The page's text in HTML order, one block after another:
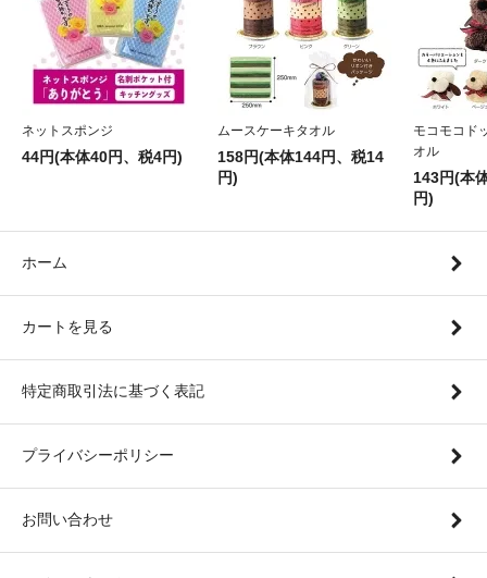
ネットスポンジ
44円(本体40円、税4円)
ムースケーキタオル
158円(本体144円、税14
円)
モコモコド
オル
143円(本
円)
ホーム
カートを見る
特定商取引法に基づく表記
プライバシーポリシー
お問い合わせ